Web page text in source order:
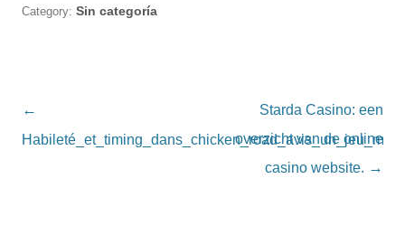
Category: Sin categoría
←
Starda Casino: een
overzicht van de online
casino website. →